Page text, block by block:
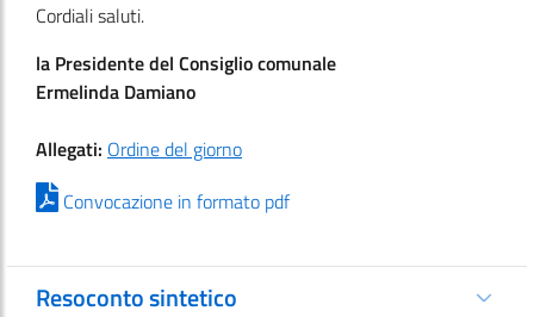
Cordiali saluti.
la Presidente del Consiglio comunale
Ermelinda Damiano
Allegati: Ordine del giorno
Convocazione in formato pdf
Resoconto sintetico